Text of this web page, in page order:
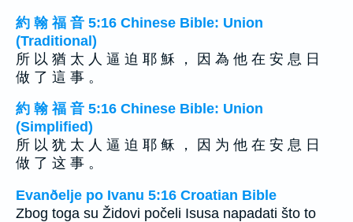
約 翰 福 音 5:16 Chinese Bible: Union
(Traditional)
所 以 猶 太 人 逼 迫 耶 穌 ， 因 為 他 在 安 息 日
做 了 這 事 。
約 翰 福 音 5:16 Chinese Bible: Union
(Simplified)
所 以 犹 太 人 逼 迫 耶 稣 ， 因 为 他 在 安 息 日
做 了 这 事 。
Evanðelje po Ivanu 5:16 Croatian Bible
Zbog toga su Židovi počeli Isusa napadati što to